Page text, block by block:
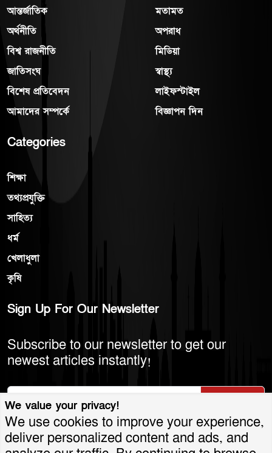
আন্তর্জাতিক
অর্থনীতি
বিশ্ব রাজনীতি
জাতিসংঘ
বিশেষ প্রতিবেদন
আমাদের সম্পর্কে
মতামত
অপরাধ
মিডিয়া
স্বাস্থ্য
লাইফস্টাইল
বিজ্ঞাপন দিন
Categories
শিক্ষা
তথ্যপ্রযুক্তি
সাহিত্য
ধর্ম
খেলাধুলা
কৃষি
Sign Up For Our Newsletter
Subscribe to our newsletter to get our
newest articles instantly!
We value your privacy!
We use cookies to improve your experience,
deliver personalized content and ads, and